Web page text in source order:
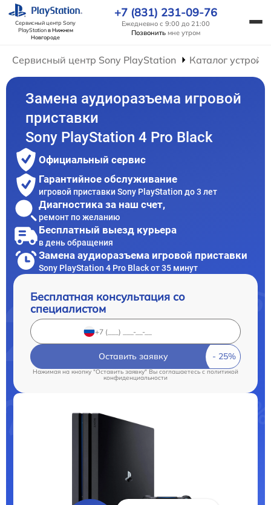
Сервисный центр Sony
PlayStationв Нижнем
Новгороде
+7 (831) 231-09-76
Ежедневно с 9:00 до 21:00
Позвонить мне утром
Сервисный центр Sony PlayStation Каталог
Замена аудиоразъема игровой
приставки
Sony PlayStation 4 Pro Black
Официальный сервис
Гарантийное обслуживание
игровой приставки Sony PlayStation до 3 лет
Диагностика за наш счет,
ремонт по желанию
Бесплатный выезд курьера
в день обращения
Замена аудиоразъема игровой приставки
Sony PlayStation 4 Pro Black от 35 минут
Бесплатная консультация со
специалистом
Оставить заявку
Нажимая на кнопку "Оставить заявку" Вы соглашаетесь cполитикой
конфиденциальности